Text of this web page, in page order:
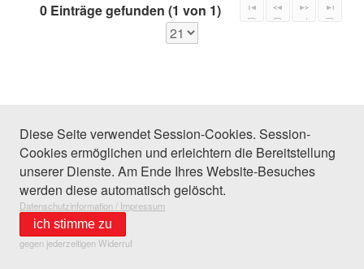
0 Einträge gefunden (1 von 1)
Diese Seite verwendet Session-Cookies. Session-
Cookies ermöglichen und erleichtern die Bereitstellung
unserer Dienste. Am Ende Ihres Website-Besuches
werden diese automatisch gelöscht.
Datenschutzinformation / Impressum
ich stimme zu
gegen jederzeitigen Widerruf